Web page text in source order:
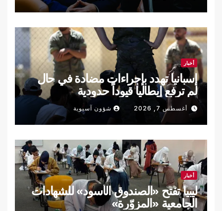
أخبار
إسبانيا تهدد بإجراءات مضادة في حال
لم ترفع إيطاليا قيوداً حدودية
أغسطس 7, 2026 شؤون آسيوية
أخبار
ليبيا تفتح «الصندوق الأسود» للشهادات
الجامعية «المزوّرة»